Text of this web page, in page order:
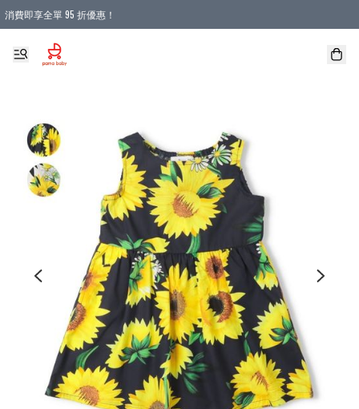
消費即享全單 95 折優惠！
購物滿 HKD 900.00即享免運費優惠！（適用於 本地送貨、本地取貨 )